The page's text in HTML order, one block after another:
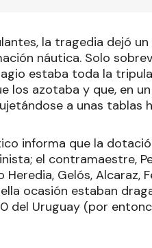
la tragedia dejó
náutica. Solo
estaba toda la
los azotaba y que, en
a unas tablas
informa que la
el contramaestre,
Gelós, Alcaraz,
ocasión estaban
del Uruguay (por